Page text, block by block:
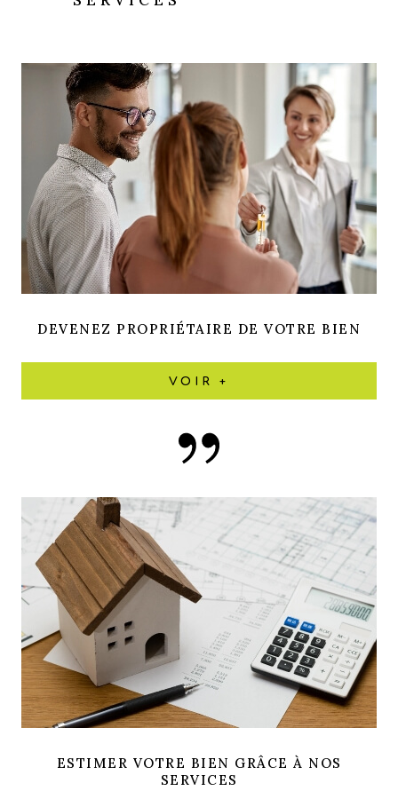
DEVENEZ PROPRIÉTAIRE DE VOTRE BIEN
VOIR +
ESTIMER VOTRE BIEN GRÂCE À NOS
SERVICES